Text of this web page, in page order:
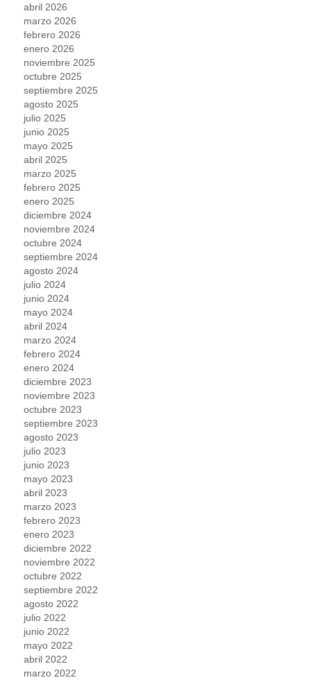
abril 2026
marzo 2026
febrero 2026
enero 2026
noviembre 2025
octubre 2025
septiembre 2025
agosto 2025
julio 2025
junio 2025
mayo 2025
abril 2025
marzo 2025
febrero 2025
enero 2025
diciembre 2024
noviembre 2024
octubre 2024
septiembre 2024
agosto 2024
julio 2024
junio 2024
mayo 2024
abril 2024
marzo 2024
febrero 2024
enero 2024
diciembre 2023
noviembre 2023
octubre 2023
septiembre 2023
agosto 2023
julio 2023
junio 2023
mayo 2023
abril 2023
marzo 2023
febrero 2023
enero 2023
diciembre 2022
noviembre 2022
octubre 2022
septiembre 2022
agosto 2022
julio 2022
junio 2022
mayo 2022
abril 2022
marzo 2022